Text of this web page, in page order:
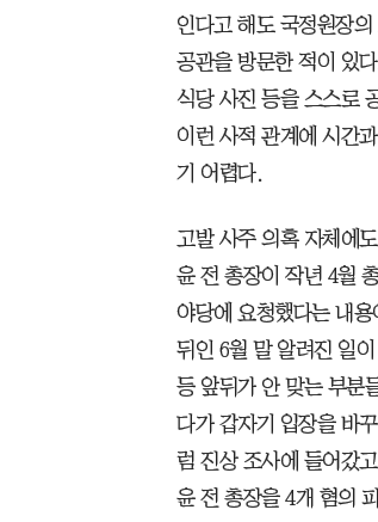
인다고 해도 국정원장
공관을 방문한 적이 있
식당 사진 등을 스스로
이런 사적 관계에 시간
기 어렵다.
고발 사주 의혹 자체에
윤 전 총장이 작년 4월
야당에 요청했다는 내
뒤인 6월 말 알려진 일
등 앞뒤가 안 맞는 부분
다가 갑자기 입장을 바
럼 진상 조사에 들어갔
윤 전 총장을 4개 혐의